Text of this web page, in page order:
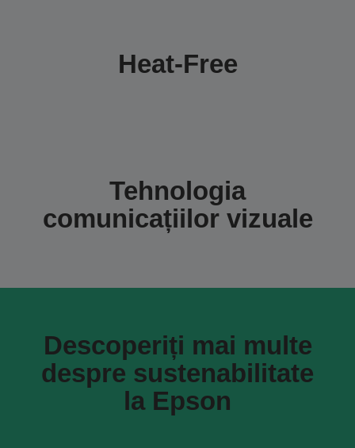
Heat-Free
Tehnologia
comunicațiilor vizuale
Descoperiți mai multe
despre sustenabilitate
la Epson